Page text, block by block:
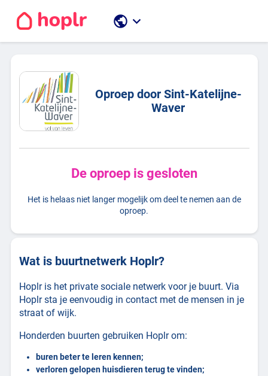
public keyboard_arrow_down
Oproep door Sint-Katelijne-
Waver
De oproep is gesloten
Het is helaas niet langer mogelijk om deel te nemen aan de
oproep.
Wat is buurtnetwerk Hoplr?
Hoplr is het private sociale netwerk voor je buurt. Via
Hoplr sta je eenvoudig in contact met de mensen in je
straat of wijk.
Honderden buurten gebruiken Hoplr om:
buren beter te leren kennen;
verloren gelopen huisdieren terug te vinden;